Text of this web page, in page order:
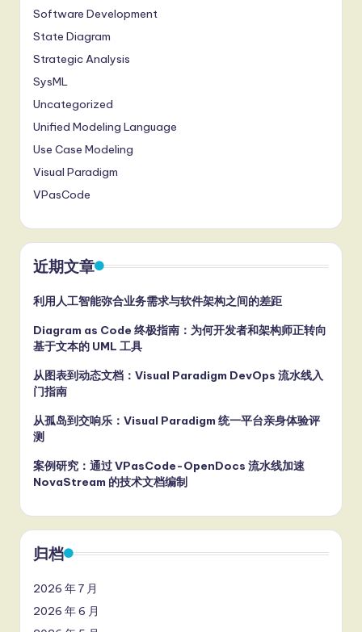
Software Development
State Diagram
Strategic Analysis
SysML
Uncategorized
Unified Modeling Language
Use Case Modeling
Visual Paradigm
VPasCode
近期文章
利用人工智能弥合业务需求与软件架构之间的差距
Diagram as Code 终极指南：为何开发者和架构师正转向
基于文本的 UML 工具
从图表到动态文档：Visual Paradigm DevOps 流水线入
门指南
从孤岛到交响乐：Visual Paradigm 统一平台亲身体验评
测
案例研究：通过 VPasCode-OpenDocs 流水线加速
NovaStream 的技术文档编制
归档
2026 年 7 月
2026 年 6 月